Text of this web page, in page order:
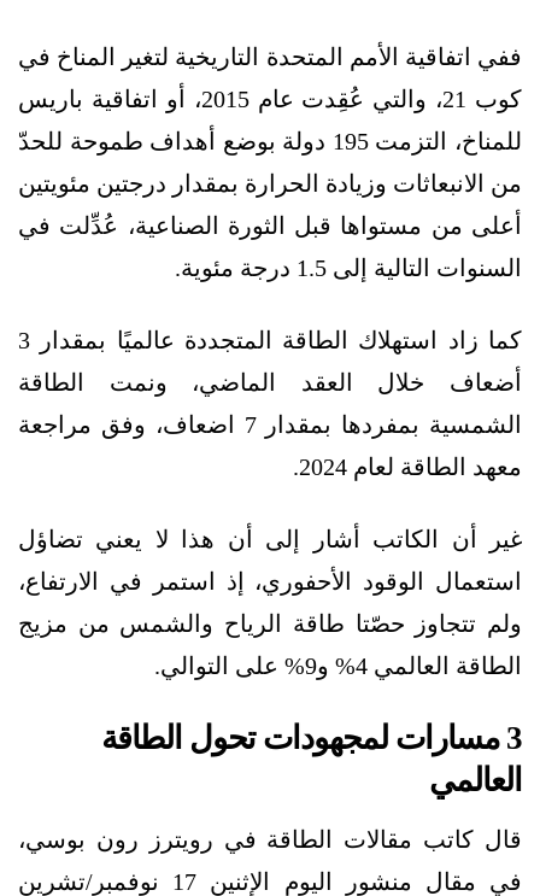
ففي اتفاقية الأمم المتحدة التاريخية لتغير المناخ في
كوب 21، والتي عُقِدت عام 2015، أو اتفاقية باريس
للمناخ، التزمت 195 دولة بوضع أهداف طموحة للحدّ
من الانبعاثات وزيادة الحرارة بمقدار درجتين مئويتين
أعلى من مستواها قبل الثورة الصناعية، عُدِّلت في
السنوات التالية إلى 1.5 درجة مئوية.
كما زاد استهلاك الطاقة المتجددة عالميًا بمقدار 3
أضعاف خلال العقد الماضي، ونمت الطاقة
الشمسية بمفردها بمقدار 7 اضعاف، وفق مراجعة
معهد الطاقة لعام 2024.
غير أن الكاتب أشار إلى أن هذا لا يعني تضاؤل
استعمال الوقود الأحفوري، إذ استمر في الارتفاع،
ولم تتجاوز حصّتا طاقة الرياح والشمس من مزيج
الطاقة العالمي 4% و9% على التوالي.
3 مسارات لمجهودات تحول الطاقة
العالمي
قال كاتب مقالات الطاقة في رويترز رون بوسي،
في مقال منشور اليوم الإثنين 17 نوفمبر/تشرين